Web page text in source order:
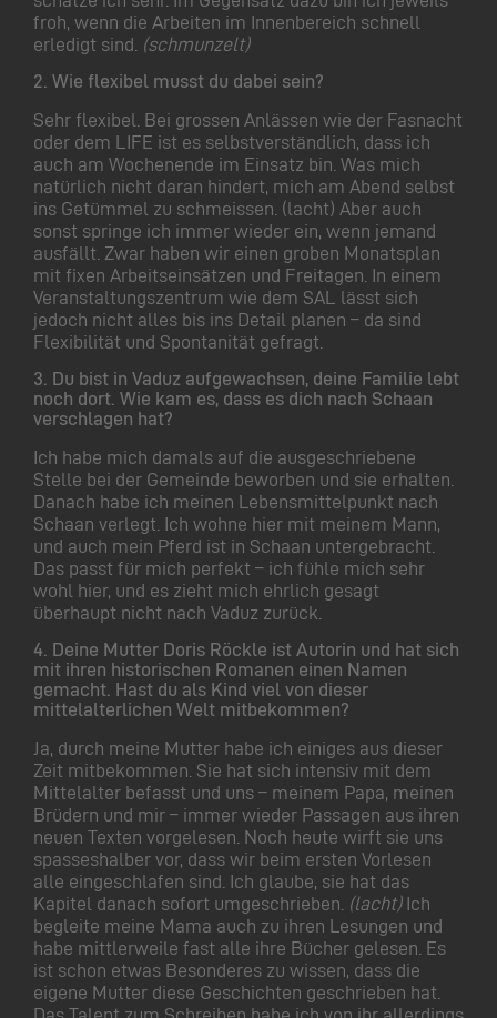
froh, wenn die Arbeiten im Innenbereich schnell
erledigt sind. (schmunzelt)
2. Wie flexibel musst du dabei sein?
Sehr flexibel. Bei grossen Anlässen wie der Fasnacht
oder dem LIFE ist es selbstverständlich, dass ich
auch am Wochenende im Einsatz bin. Was mich
natürlich nicht daran hindert, mich am Abend selbst
ins Getümmel zu schmeissen. (lacht) Aber auch
sonst springe ich immer wieder ein, wenn jemand
ausfällt. Zwar haben wir einen groben Monatsplan
mit fixen Arbeitseinsätzen und Freitagen. In einem
Veranstaltungszentrum wie dem SAL lässt sich
jedoch nicht alles bis ins Detail planen – da sind
Flexibilität und Spontanität gefragt.
3. Du bist in Vaduz aufgewachsen, deine Familie lebt
noch dort. Wie kam es, dass es dich nach Schaan
verschlagen hat?
Ich habe mich damals auf die ausgeschriebene
Stelle bei der Gemeinde beworben und sie erhalten.
Danach habe ich meinen Lebensmittelpunkt nach
Schaan verlegt. Ich wohne hier mit meinem Mann,
und auch mein Pferd ist in Schaan untergebracht.
Das passt für mich perfekt – ich fühle mich sehr
wohl hier, und es zieht mich ehrlich gesagt
überhaupt nicht nach Vaduz zurück.
4. Deine Mutter Doris Röckle ist Autorin und hat sich
mit ihren historischen Romanen einen Namen
gemacht. Hast du als Kind viel von dieser
mittelalterlichen Welt mitbekommen?
Ja, durch meine Mutter habe ich einiges aus dieser
Zeit mitbekommen. Sie hat sich intensiv mit dem
Mittelalter befasst und uns – meinem Papa, meinen
Brüdern und mir – immer wieder Passagen aus ihren
neuen Texten vorgelesen. Noch heute wirft sie uns
spasseshalber vor, dass wir beim ersten Vorlesen
alle eingeschlafen sind. Ich glaube, sie hat das
Kapitel danach sofort umgeschrieben. (lacht)Ich
begleite meine Mama auch zu ihren Lesungen und
habe mittlerweile fast alle ihre Bücher gelesen. Es
ist schon etwas Besonderes zu wissen, dass die
eigene Mutter diese Geschichten geschrieben hat.